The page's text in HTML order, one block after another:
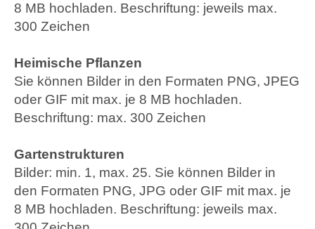
8 MB hochladen. Beschriftung: jeweils max.
300 Zeichen
Heimische Pflanzen
Sie können Bilder in den Formaten PNG, JPEG
oder GIF mit max. je 8 MB hochladen.
Beschriftung: max. 300 Zeichen
Gartenstrukturen
Bilder: min. 1, max. 25. Sie können Bilder in
den Formaten PNG, JPG oder GIF mit max. je
8 MB hochladen. Beschriftung: jeweils max.